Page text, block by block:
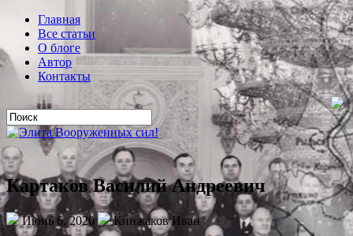
Главная
Все статьи
О блоге
Автор
Контакты
Картаков Василий Андреевич
Июнь 6, 2020 Кинжаков Иван